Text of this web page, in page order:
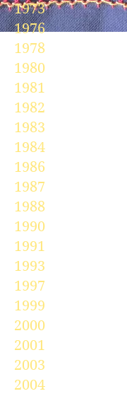
1973
1976
1978
1980
1981
1982
1983
1984
1986
1987
1988
1990
1991
1993
1997
1999
2000
2001
2003
2004